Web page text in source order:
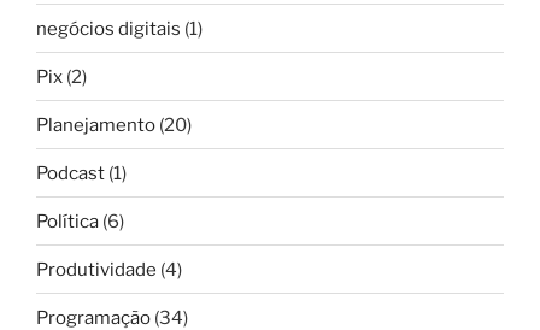
negócios digitais (1)
Pix (2)
Planejamento (20)
Podcast (1)
Política (6)
Produtividade (4)
Programação (34)